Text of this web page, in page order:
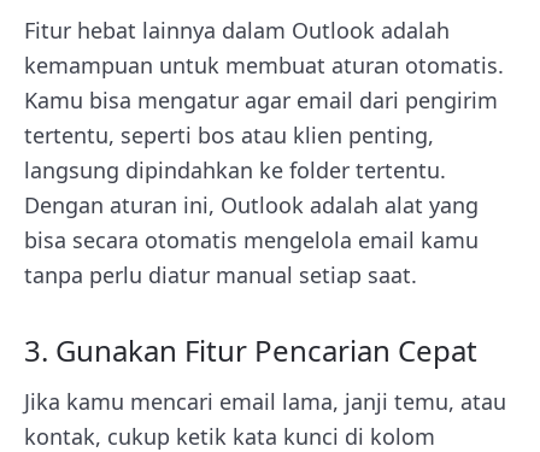
Fitur hebat lainnya dalam Outlook adalah
kemampuan untuk membuat aturan otomatis.
Kamu bisa mengatur agar email dari pengirim
tertentu, seperti bos atau klien penting,
langsung dipindahkan ke folder tertentu.
Dengan aturan ini, Outlook adalah alat yang
bisa secara otomatis mengelola email kamu
tanpa perlu diatur manual setiap saat.
3. Gunakan Fitur Pencarian Cepat
Jika kamu mencari email lama, janji temu, atau
kontak, cukup ketik kata kunci di kolom